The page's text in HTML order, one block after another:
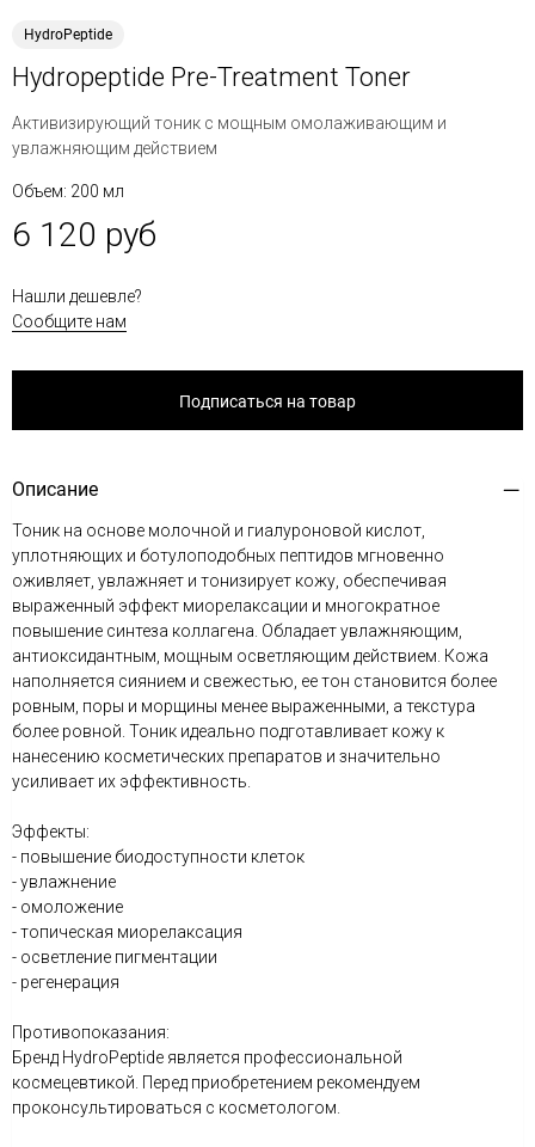
HydroPeptide
Hydropeptide Pre-Treatment Toner
Активизирующий тоник с мощным омолаживающим и
увлажняющим действием
Объем: 200 мл
6 120 руб
Нашли дешевле?
Сообщите нам
Подписаться на товар
Описание
Тоник на основе молочной и гиалуроновой кислот,
уплотняющих и ботулоподобных пептидов мгновенно
оживляет, увлажняет и тонизирует кожу, обеспечивая
выраженный эффект миорелаксации и многократное
повышение синтеза коллагена. Обладает увлажняющим,
антиоксидантным, мощным осветляющим действием. Кожа
наполняется сиянием и свежестью, ее тон становится более
ровным, поры и морщины менее выраженными, а текстура
более ровной. Тоник идеально подготавливает кожу к
нанесению косметических препаратов и значительно
усиливает их эффективность.
Эффекты:
- повышение биодоступности клеток
- увлажнение
- омоложение
- топическая миорелаксация
- осветление пигментации
- регенерация
Противопоказания:
Бренд HydroPeptide является профессиональной
космецевтикой. Перед приобретением рекомендуем
проконсультироваться с косметологом.